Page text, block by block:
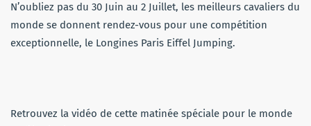
N’oubliez pas du 30 Juin au 2 Juillet, les meilleurs cavaliers du
monde se donnent rendez-vous pour une compétition
exceptionnelle, le Longines Paris Eiffel Jumping.
Retrouvez la vidéo de cette matinée spéciale pour le monde